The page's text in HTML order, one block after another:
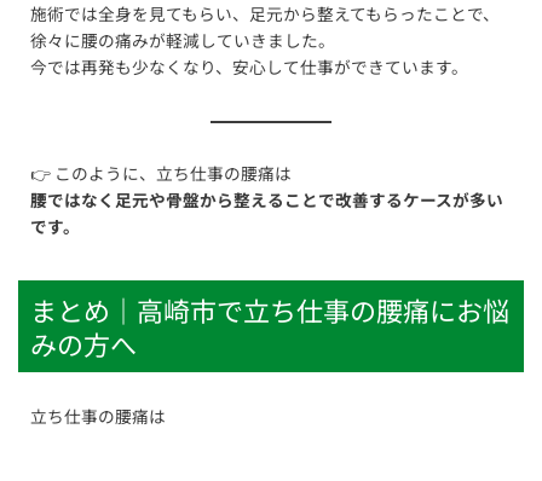
施術では全身を見てもらい、足元から整えてもらったことで、
徐々に腰の痛みが軽減していきました。
今では再発も少なくなり、安心して仕事ができています。
👉 このように、立ち仕事の腰痛は
腰ではなく足元や骨盤から整えることで改善するケースが多い
です。
まとめ｜高崎市で立ち仕事の腰痛にお悩
みの方へ
立ち仕事の腰痛は